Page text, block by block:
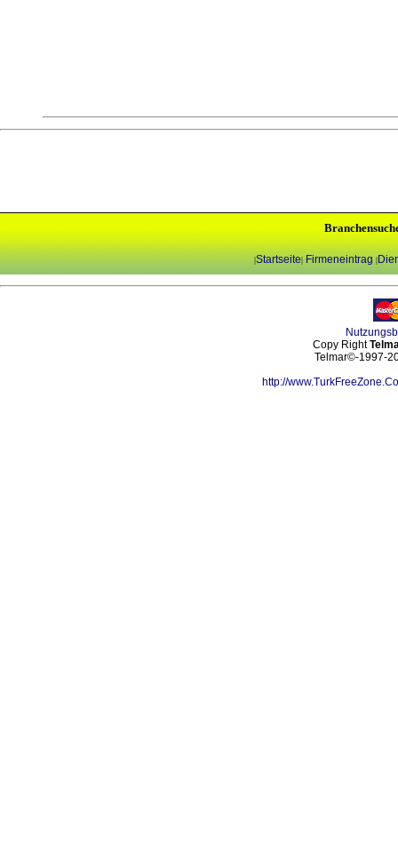
|Startseite| Firmeneintrag |
Copy Right
Telmar©-1997-
http://